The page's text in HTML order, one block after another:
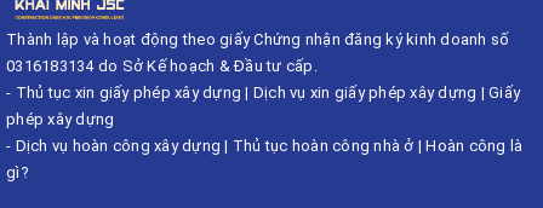
Thành lập và hoạt động theo giấy Chứng nhận đăng ký kinh doanh số
0316183134 do Sở Kế hoạch & Đầu tư cấp.
- Thủ tục xin giấy phép xây dựng | Dịch vụ xin giấy phép xây dựng | Giấy
phép xây dựng
- Dịch vụ hoàn công xây dựng | Thủ tục hoàn công nhà ở |Hoàn công là
gì?